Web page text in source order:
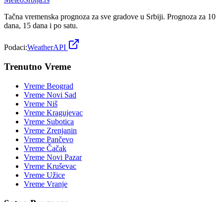
Tačna vremenska prognoza za sve gradove u Srbiji. Prognoza za 10
dana, 15 dana i po satu.
Podaci:WeatherAPI
Trenutno Vreme
Vreme Beograd
Vreme Novi Sad
Vreme Niš
Vreme Kragujevac
Vreme Subotica
Vreme Zrenjanin
Vreme Pančevo
Vreme Čačak
Vreme Novi Pazar
Vreme Kruševac
Vreme Užice
Vreme Vranje